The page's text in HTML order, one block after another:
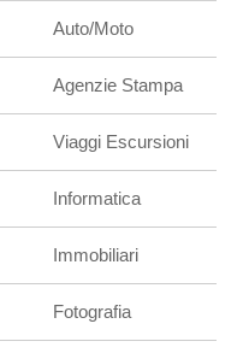
Auto/Moto
Agenzie Stampa
Viaggi Escursioni
Informatica
Immobiliari
Fotografia